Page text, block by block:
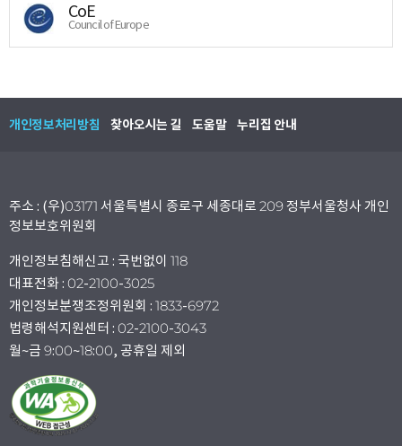
CoE
Council of Europe
개인정보처리방침 찾아오시는 길 도움말 누리집 안내
주소 : (우)03171 서울특별시 종로구 세종대로 209 정부서울청사 개인
정보보호위원회
개인정보침해신고 : 국번없이 118
대표전화 : 02-2100-3025
개인정보분쟁조정위원회 : 1833-6972
법령해석지원센터 : 02-2100-3043
월~금 9:00~18:00, 공휴일 제외